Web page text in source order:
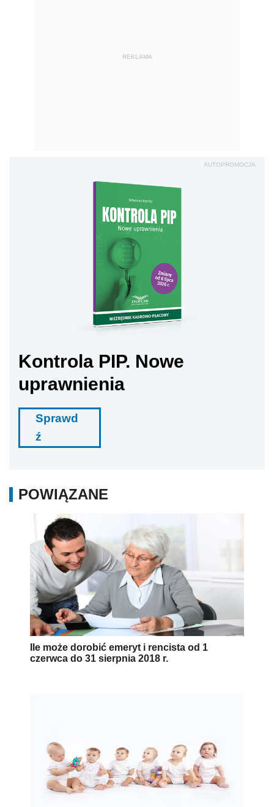
REKLAMA
AUTOPROMOCJA
Kontrola PIP. Nowe
uprawnienia
Sprawd
ź
POWIĄZANE
Ile może dorobić emeryt i rencista od 1
czerwca do 31 sierpnia 2018 r.